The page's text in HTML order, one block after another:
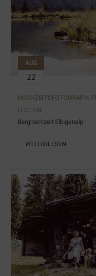
AUG
22
HOCHZEITSFOTOGRAFIN
LECHTAL
Berghochzeit Elbigenalp
WEITERLESEN